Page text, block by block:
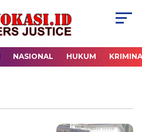
NASIONAL HUKUM